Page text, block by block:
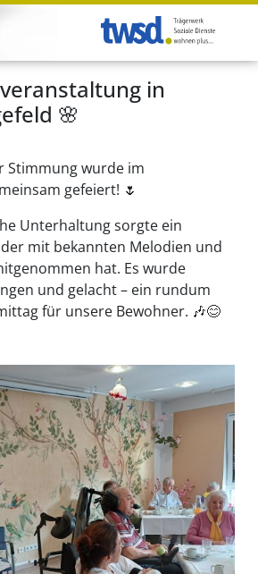
.
in
🌸
Stimmung wurde im
gefeiert! 🌷
Unterhaltung sorgte ein
mit bekannten Melodien und
hat. Es wurde
und gelacht – ein rundum
für unsere Bewohner. 🎶😊